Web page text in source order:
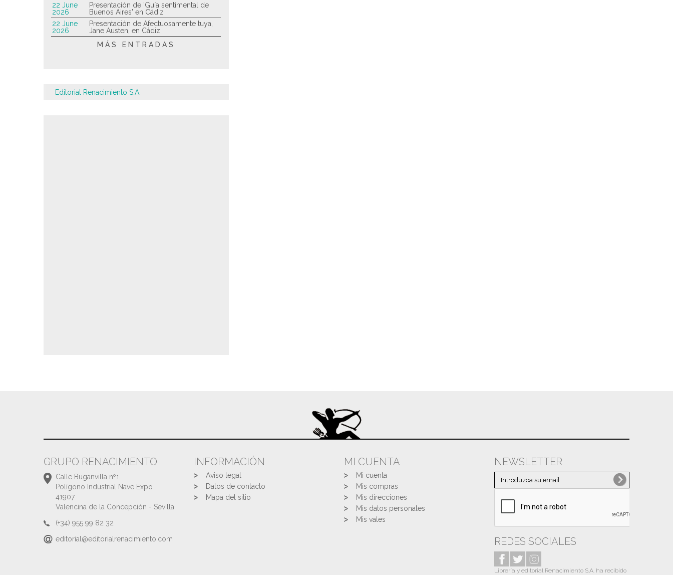
22 June
2026
Presentación de 'Guía sentimental de
Buenos Aires' en Cádiz
22 June
2026
Presentación de Afectuosamente tuya,
Jane Austen, en Cádiz
MÁS ENTRADAS
Editorial Renacimiento S.A.
GRUPO RENACIMIENTO
Calle Buganvilla nº1
Polígono Industrial Nave Expo
41907
Valencina de la Concepción - Sevilla
(+34) 955 99 82 32
editorial@editorialrenacimiento.com
INFORMACIÓN
Aviso legal
Datos de contacto
Mapa del sitio
MI CUENTA
Mi cuenta
Mis compras
Mis direcciones
Mis datos personales
Mis vales
NEWSLETTER
REDES SOCIALES
Librería y editorial Renacimiento S.A. ha recibido